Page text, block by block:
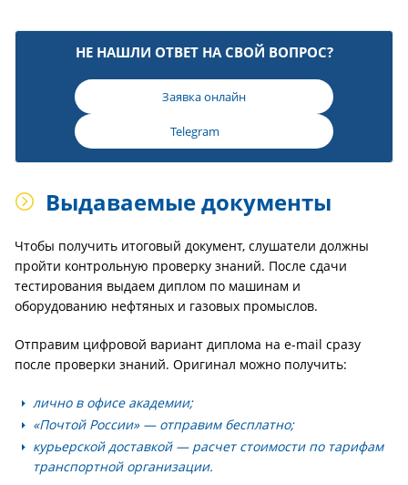
НЕ НАШЛИ ОТВЕТ НА СВОЙ ВОПРОС?
Заявка онлайн
Telegram
Выдаваемые документы
Чтобы получить итоговый документ, слушатели должны
пройти контрольную проверку знаний. После сдачи
тестирования выдаем диплом по машинам и
оборудованию нефтяных и газовых промыслов.
Отправим цифровой вариант диплома на e-mail сразу
после проверки знаний. Оригинал можно получить:
лично в офисе академии;
«Почтой России» — отправим бесплатно;
курьерской доставкой — расчет стоимости по тарифам
транспортной организации.